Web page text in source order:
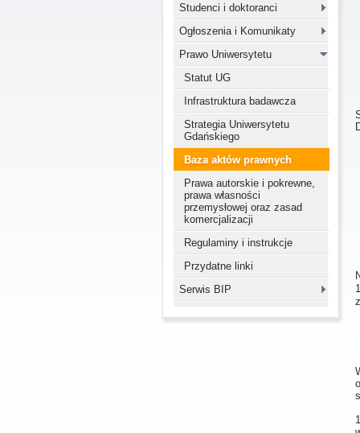
Studenci i doktoranci
Ogłoszenia i Komunikaty
Prawo Uniwersytetu
Statut UG
Infrastruktura badawcza
Strategia Uniwersytetu
Gdańskiego
Baza aktów prawnych
Prawa autorskie i pokrewne,
prawa własności
przemysłowej oraz zasad
komercjalizacji
Regulaminy i instrukcje
Przydatne linki
Serwis BIP